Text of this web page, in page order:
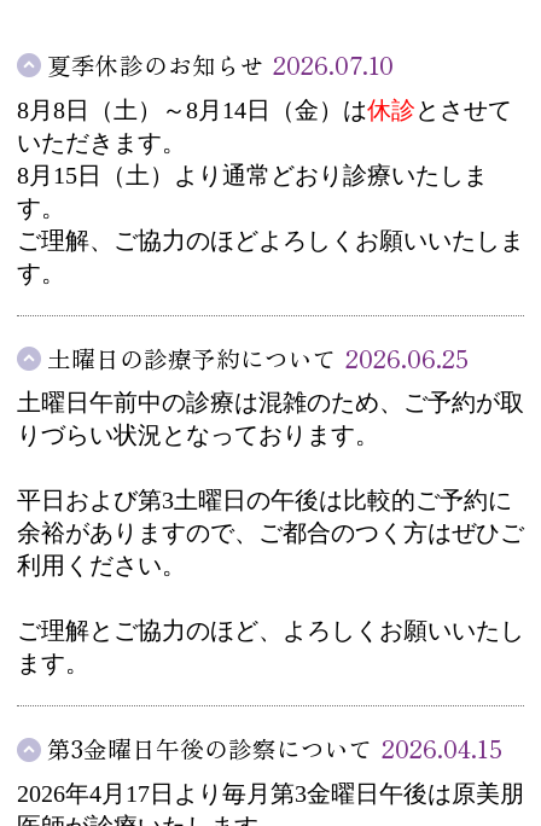
夏季休診のお知らせ 2026.07.10
8月8日（土）～8月14日（金）は休診とさせて
いただきます。
8月15日（土）より通常どおり診療いたしま
す。
ご理解、ご協力のほどよろしくお願いいたしま
す。
土曜日の診療予約について 2026.06.25
土曜日午前中の診療は混雑のため、ご予約が取
りづらい状況となっております。
平日および第3土曜日の午後は比較的ご予約に
余裕がありますので、ご都合のつく方はぜひご
利用ください。
ご理解とご協力のほど、よろしくお願いいたし
ます。
第3金曜日午後の診察について 2026.04.15
2026年4月17日より毎月第3金曜日午後は原美朋